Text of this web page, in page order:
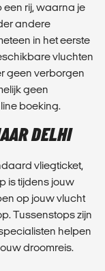
een rij, waarna je
andere
in het eerste
vluchten
geen verborgen
geen
boeking.
DELHI
vliegticket,
is tijdens jouw
op jouw vlucht
Tussenstops zijn
helpen
droomreis.